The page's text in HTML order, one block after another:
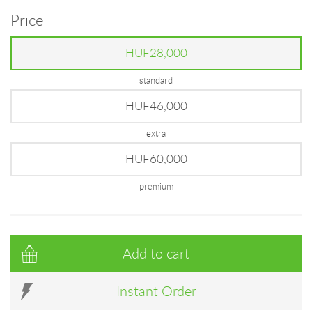
Price
HUF28,000
standard
HUF46,000
extra
HUF60,000
premium
Add to cart
Instant Order